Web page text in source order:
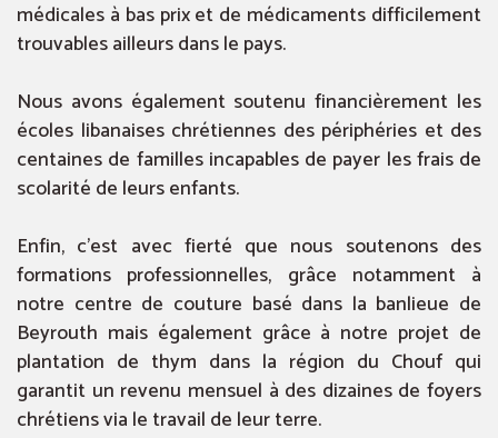
médicales à bas prix et de médicaments difficilement
trouvables ailleurs dans le pays.
Nous avons également soutenu financièrement les
écoles libanaises chrétiennes des périphéries et des
centaines de familles incapables de payer les frais de
scolarité de leurs enfants.
Enfin, c’est avec fierté que nous soutenons des
formations professionnelles, grâce notamment à
notre centre de couture basé dans la banlieue de
Beyrouth mais également grâce à notre projet de
plantation de thym dans la région du Chouf qui
garantit un revenu mensuel à des dizaines de foyers
chrétiens via le travail de leur terre.